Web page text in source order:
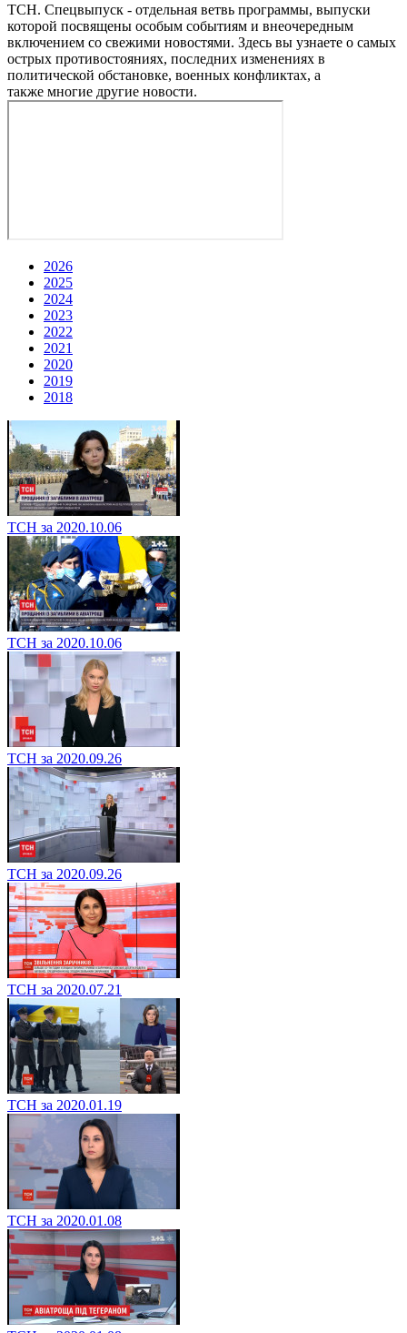
ТСН. Спецвыпуск - отдельная ветвь программы, выпуски
которой посвящены особым событиям и внеочередным
включением со свежими новостями. Здесь вы узнаете о самых
острых противостояниях, последних изменениях в
политической обстановке, военных конфликтах, а
также многие другие новости.
2026
2025
2024
2023
2022
2021
2020
2019
2018
ТСН за 2020.10.06
ТСН за 2020.10.06
ТСН за 2020.09.26
ТСН за 2020.09.26
ТСН за 2020.07.21
ТСН за 2020.01.19
ТСН за 2020.01.08